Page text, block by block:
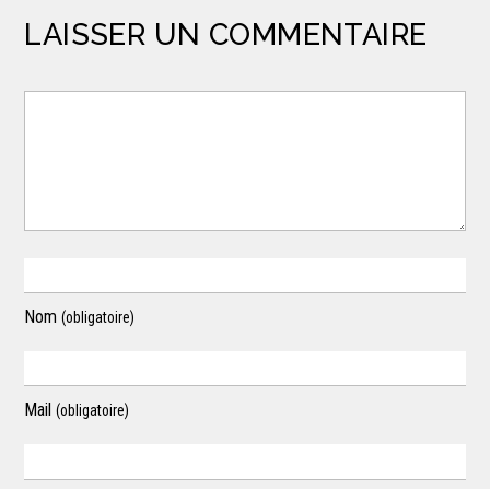
LAISSER UN COMMENTAIRE
Nom(obligatoire)
Mail(obligatoire)